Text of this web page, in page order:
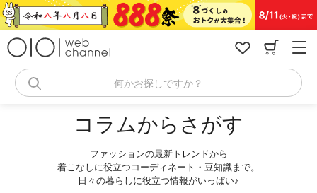
コ
ン
何かお探しですか？
コラムからさがす
ファッションの最新トレンドから
着こなしに役立つコーディネート・豆知識まで。
日々の暮らしに役立つ情報がいっぱい♪